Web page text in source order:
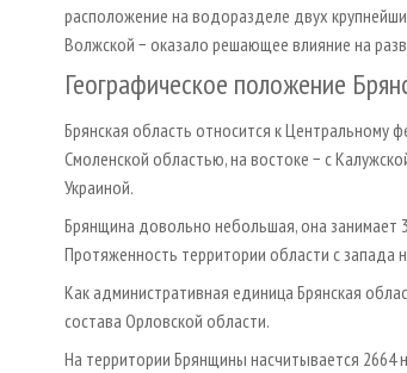
расположение на водоразделе двух
Волжской − оказало решающее влияние на
Географическое положение
Брянская область относится к Центральному
Смоленской областью, на востоке − с
Украиной.
Брянщина довольно небольшая, она занимает
Протяженность территории области с запада
Как административная единица Брянская
состава Орловской области.
На территории Брянщины насчитывается 2664